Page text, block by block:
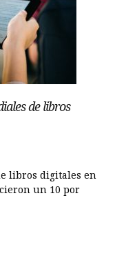
de libros
libros digitales en
un 10 por